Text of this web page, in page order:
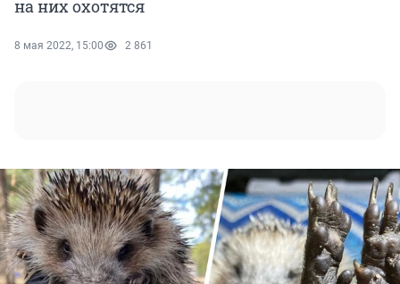
на них охотятся
8 мая 2022, 15:00 2 861